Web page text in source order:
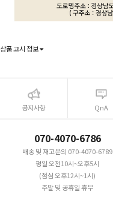
상품 고시 정보
공지사항 QnA
070-4070-6786
배송 및 재고문의 070-4070-6789
평일 오전10시~오후5시
(점심 오후12시~1시)
주말 및 공휴일 휴무